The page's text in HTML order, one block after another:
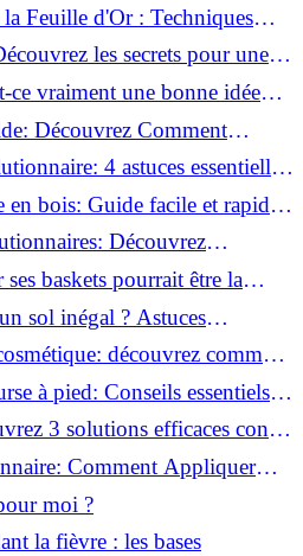
Feuille d'Or : Techniques
Réussir!les secrets pour une
ce vraiment une bonne idée
Découvrez Comment
de Béton Cellulaire!
4 astuces essentielles
bien-être!
en bois: Guide facile et rapide
Découvrez
verticales transforment la
baskets pourrait être la
sol inégal ? Astuces
!
découvrez comment
des soins beauté!
à pied: Conseils essentiels
3 solutions efficaces contre
Comment Appliquer
Porte!
moi ?
la fièvre : les bases